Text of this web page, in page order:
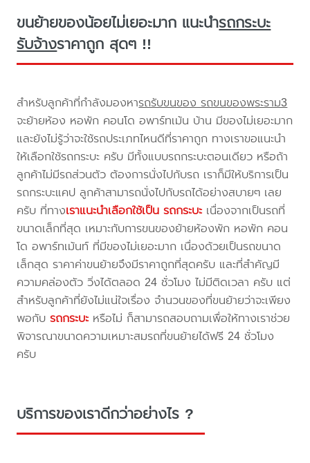
ขนย้ายของน้อยไม่เยอะมาก แนะนำรถกระบะ
รับจ้างราคาถูก สุดๆ !!
สำหรับลูกค้าที่กำลังมองหารถรับขนของ รถขนของพระราม3
จะย้ายห้อง หอพัก คอนโด อพาร์ทเม้น บ้าน มีของไม่เยอะมาก
และยังไม่รู้ว่าจะใช้รถประเภทไหนดีที่ราคาถูก ทางเราขอแนะนำ
ให้เลือกใช้รถกระบะ ครับ มีทั้งแบบรถกระบะตอนเดียว หรือถ้า
ลูกค้าไม่มีรถส่วนตัว ต้องการนั่งไปกับรถ เราก็มีให้บริการเป็น
รถกระบะแคป ลูกค้าสามารถนั่งไปกับรถได้อย่างสบายๆ เลย
ครับ ที่ทางเราแนะนำเลือกใช้เป็น รถกระบะ เนื่องจากเป็นรถที่
ขนาดเล็กที่สุด เหมาะกับการขนของย้ายห้องพัก หอพัก คอน
โด อพาร์ทเม้นท์ ที่มีของไม่เยอะมาก เนื่องด้วยเป็นรถขนาด
เล็กสุด ราคาค่าขนย้ายจึงมีราคาถูกที่สุดครับ และที่สำคัญมี
ความคล่องตัว วิ่งได้ตลอด 24 ชั่วโมง ไม่มีติดเวลา ครับ แต่
สำหรับลูกค้าที่ยังไม่แน่ใจเรื่อง จำนวนของที่ขนย้ายว่าจะเพียง
พอกับรถกระบะ หรือไม่ ก็สามารถสอบถามเพื่อให้ทางเราช่วย
พิจารณาขนาดความเหมาะสมรถที่ขนย้ายได้ฟรี 24 ชั่วโมง
ครับ
บริการของเราดีกว่าอย่างไร ?